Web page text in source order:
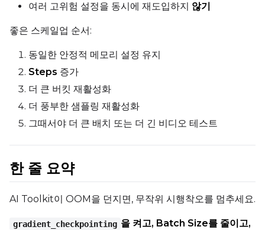
여러 고위험 설정을 동시에 재도입하지 않기
좋은 스케일업 순서:
동일한 안정적 메모리 설정 유지
Steps 증가
더 큰 버킷 재활성화
더 풍부한 샘플링 재활성화
그때서야 더 큰 배치 또는 더 긴 비디오 테스트
한 줄 요약
AI Toolkit이 OOM을 던지면, 무작위 시행착오를 멈추세요.
gradient_checkpointing 을 켜고, Batch Size를 줄이고,